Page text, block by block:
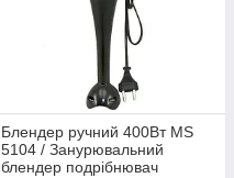
Блендер ручний 400Вт MS
5104 / Занурювальний
блендер подрібнювач